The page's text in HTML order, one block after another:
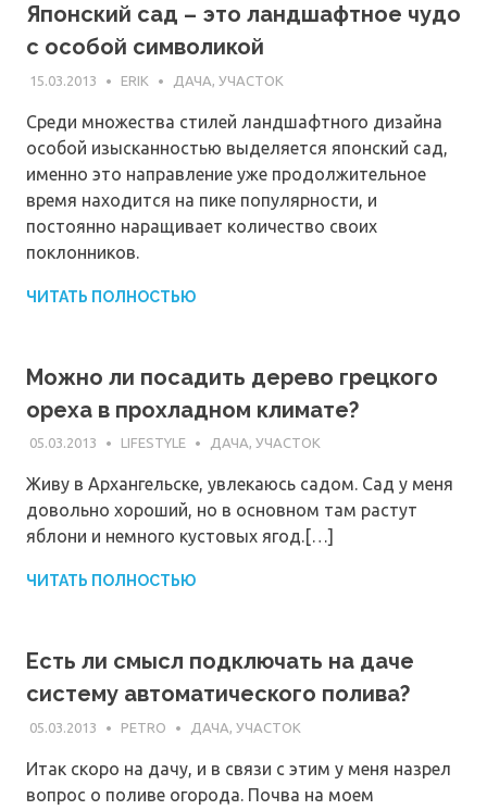
Японский сад – это ландшафтное чудо
с особой символикой
15.03.2013 ERIK ДАЧА, УЧАСТОК
Среди множества стилей ландшафтного дизайна
особой изысканностью выделяется японский сад,
именно это направление уже продолжительное
время находится на пике популярности, и
постоянно наращивает количество своих
поклонников.
ЧИТАТЬ ПОЛНОСТЬЮ
Можно ли посадить дерево грецкого
ореха в прохладном климате?
05.03.2013 LIFESTYLE ДАЧА, УЧАСТОК
Живу в Архангельске, увлекаюсь садом. Сад у меня
довольно хороший, но в основном там растут
яблони и немного кустовых ягод.[…]
ЧИТАТЬ ПОЛНОСТЬЮ
Есть ли смысл подключать на даче
систему автоматического полива?
05.03.2013 PETRO ДАЧА, УЧАСТОК
Итак скоро на дачу, и в связи с этим у меня назрел
вопрос о поливе огорода. Почва на моем